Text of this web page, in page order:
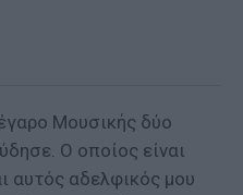
Μουσικής δύο
Ο οποίος είναι
αυτός αδελφικός μου